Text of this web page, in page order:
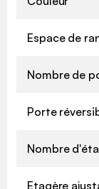
Espace de
Nombre de
Porte
Nombre
Etagère